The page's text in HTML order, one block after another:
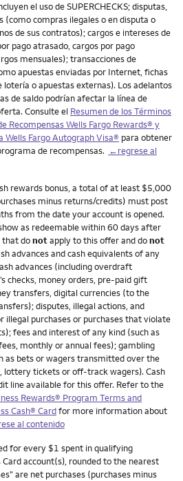
el uso de SUPERCHECKS; disputas,
(como compras ilegales o en disputa o
de sus contratos); cargos e intereses de
pago atrasado, cargos por pago
mensuales); transacciones de
apuestas enviadas por Internet, fichas
lotería o apuestas externas). Los adelantos
de saldo podrían afectar la línea de
Consulte el Resumen de los Términos
Recompensas Wells Fargo Rewards® y
Wells Fargo Autograph Visa® para obtener
de recompensas. ←regrese al
rewards bonus, a total of at least $5,000
minus returns/credits) must post
from the date your account is opened.
as redeemable within 60 days after
that donotapply to this offer and donot
advances and cash equivalents of any
advances (including overdraft
checks, money orders, pre-paid gift
transfers, digital currencies (to the
disputes, illegal actions, and
illegal purchases or purchases that violate
fees and interest of any kind (such as
monthly or annual fees); gambling
as bets or wagers transmitted over the
lottery tickets or off-track wagers). Cash
line available for this offer. Refer to the
Rewards® Program Terms and
Cash® Cardfor more information about
al contenido
for every $1 spent in qualifying
Card account(s), rounded to the nearest
are net purchases (purchases minus